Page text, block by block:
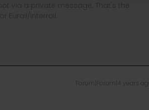
via a private message. That's the
Eurail/Interrail.
Forum|Forum|4 years ago